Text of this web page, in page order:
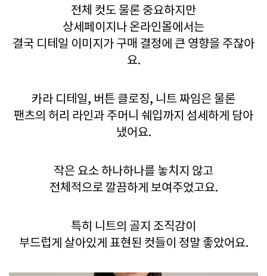
전체 컷도 물론 중요하지만
상세페이지나 온라인몰에서는
결국 디테일 이미지가 구매 결정에 큰 영향을 주잖아
요.
카라 디테일, 버튼 클로징, 니트 짜임은 물론
팬츠의 허리 라인과 주머니 쉐입까지 섬세하게 담아
냈어요.
작은 요소 하나하나를 놓치지 않고
전체적으로 깔끔하게 보여주었고요.
특히 니트의 골지 조직감이
부드럽게 살아있게 표현된 컷들이 정말 좋았어요.